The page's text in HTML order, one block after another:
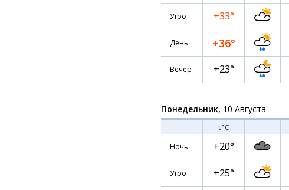
Утро +33°
День +36°
Вечер +23°
Понедельник, 10 Августа
t°C
Ночь
+20°
Утро +25°